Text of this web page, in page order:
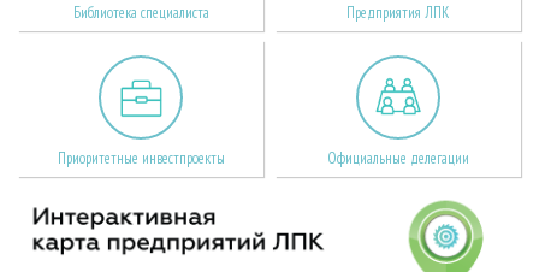
Библиотека специалиста Предприятия ЛПК
Приоритетные инвестпроекты Официальные делегации